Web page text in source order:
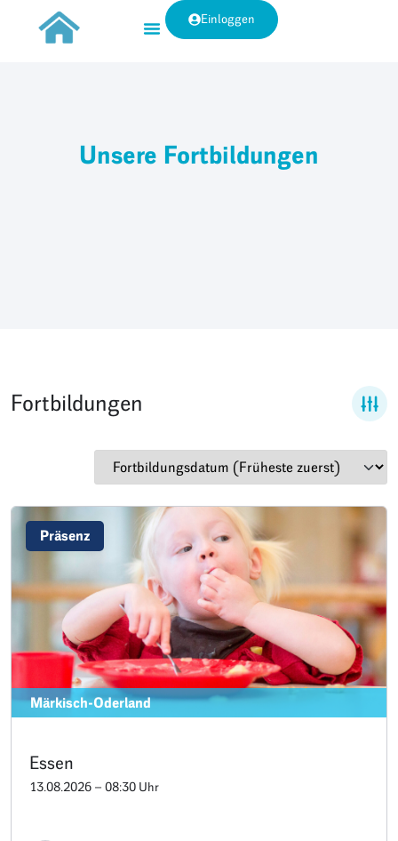
Einloggen
Unsere Fortbildungen
Fortbildungen
Präsenz
Märkisch-Oderland
Essen
13.08.2026 – 08:30 Uhr